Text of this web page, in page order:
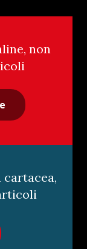
non